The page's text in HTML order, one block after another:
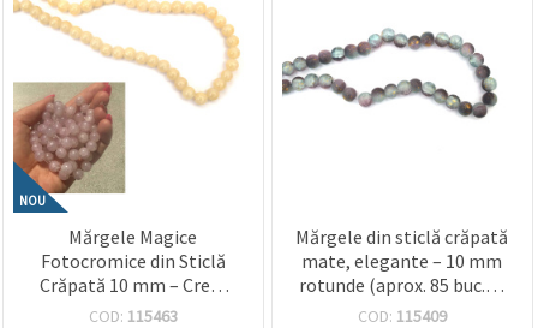
NOU
Mărgele Magice
Fotocromice din Sticlă
Crăpată 10 mm – Crem
devine Mov la Soare,
COD: 115463
Mărgele din sticlă crăpată
mate, elegante – 10 mm
rotunde (aprox. 85 buc.) –
transparente mov și gri,
COD: 115409